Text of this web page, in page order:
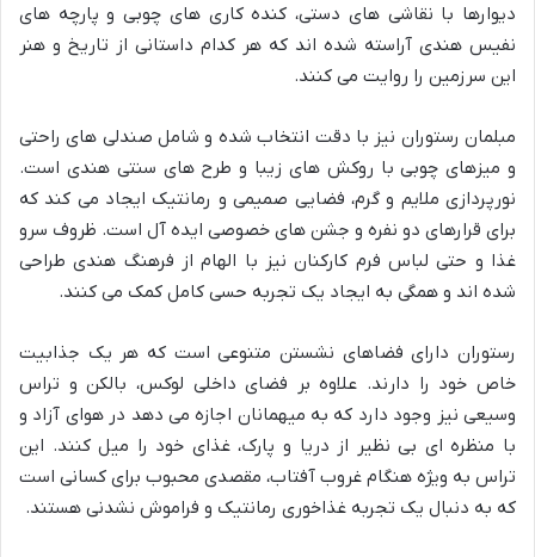
دیوارها با نقاشی های دستی، کنده کاری های چوبی و پارچه های
نفیس هندی آراسته شده اند که هر کدام داستانی از تاریخ و هنر
این سرزمین را روایت می کنند.
مبلمان رستوران نیز با دقت انتخاب شده و شامل صندلی های راحتی
و میزهای چوبی با روکش های زیبا و طرح های سنتی هندی است.
نورپردازی ملایم و گرم، فضایی صمیمی و رمانتیک ایجاد می کند که
برای قرارهای دو نفره و جشن های خصوصی ایده آل است. ظروف سرو
غذا و حتی لباس فرم کارکنان نیز با الهام از فرهنگ هندی طراحی
شده اند و همگی به ایجاد یک تجربه حسی کامل کمک می کنند.
رستوران دارای فضاهای نشستن متنوعی است که هر یک جذابیت
خاص خود را دارند. علاوه بر فضای داخلی لوکس، بالکن و تراس
وسیعی نیز وجود دارد که به میهمانان اجازه می دهد در هوای آزاد و
با منظره ای بی نظیر از دریا و پارک، غذای خود را میل کنند. این
تراس به ویژه هنگام غروب آفتاب، مقصدی محبوب برای کسانی است
که به دنبال یک تجربه غذاخوری رمانتیک و فراموش نشدنی هستند.